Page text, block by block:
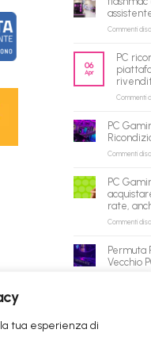
tua esperienza di
Commenti
06
Apr
PC
Commenti
PC
Commenti
PC
rate,
Commenti
Permuta
Vecchio
Commenti